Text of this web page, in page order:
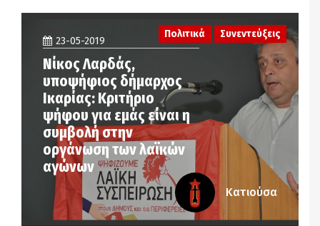
23-05-2019
Νίκος Λαρδάς,
υποψήφιος δήμαρχος
Ικαρίας: Κριτήριο
ψήφου για εμάς είναι η
συμβολή στην
οργάνωση των λαϊκών
αγώνων
Πολιτικά Συνεντεύξεις
Κατιούσα